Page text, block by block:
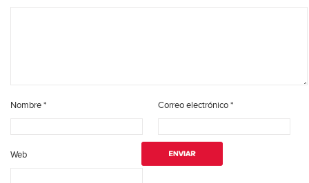
Nombre* Correo electrónico*
Web